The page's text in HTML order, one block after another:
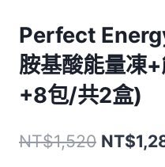
Perfect
胺基酸能量凍
+8包/共2盒)
NT$1,520 原
NT$